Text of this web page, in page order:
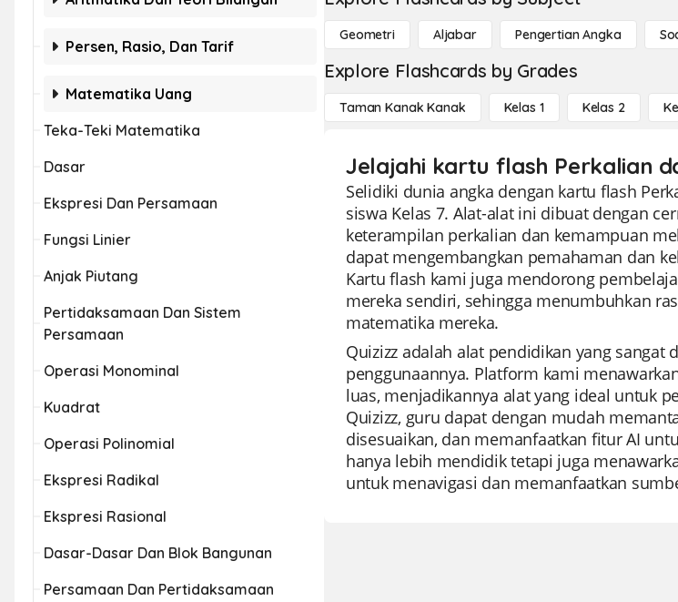
Persen, Rasio, Dan Tarif
Matematika Uang
Teka-Teki Matematika
Dasar
Ekspresi Dan Persamaan
Fungsi Linier
Anjak Piutang
Pertidaksamaan Dan Sistem
Persamaan
Operasi Monominal
Kuadrat
Operasi Polinomial
Ekspresi Radikal
Ekspresi Rasional
Dasar-Dasar Dan Blok Bangunan
Persamaan Dan Pertidaksamaan
Geometri Aljabar Pengertian Angka
Explore Flashcards by Grades
Taman Kanak Kanak Kelas 1 Kelas 2
Jelajahi kartu flash Perkalian
Selidiki dunia angka dengan kartu flash
siswa Kelas 7. Alat-alat ini dibuat dengan
keterampilan perkalian dan kemampuan
dapat mengembangkan pemahaman dan
Kartu flash kami juga mendorong
mereka sendiri, sehingga menumbuhkan
matematika mereka.
Quizizz adalah alat pendidikan yang
penggunaannya. Platform kami
luas, menjadikannya alat yang ideal untuk
Quizizz, guru dapat dengan mudah
disesuaikan, dan memanfaatkan fitur AI
hanya lebih mendidik tetapi juga
untuk menavigasi dan memanfaatkan